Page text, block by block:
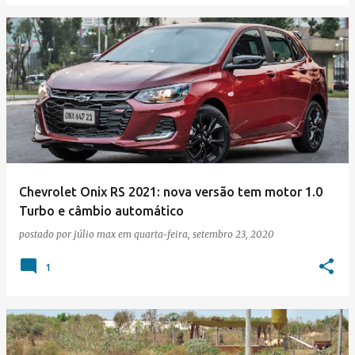
Chevrolet Onix RS 2021: nova versão tem motor 1.0
Turbo e câmbio automático
postado por júlio max em quarta-feira, setembro 23, 2020
1